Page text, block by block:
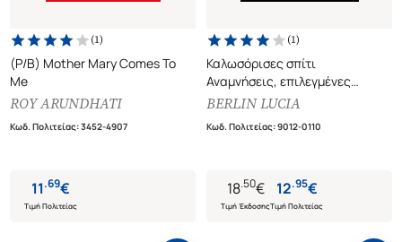
(1)
(P/B) Mother Mary Comes To
Me
ROY ARUNDHATI
Κωδ. Πολιτείας:3452-4907
11.69€
Τιμή Πολιτείας
(1)
Καλωσόρισες σπίτι
Αναμνήσεις, επιλεγμένες
φωτογραφίες, επιστολές
BERLIN LUCIA
Κωδ. Πολιτείας:9012-0110
18.50€
Τιμή Έκδοσης
12.95€
Τιμή Πολιτείας